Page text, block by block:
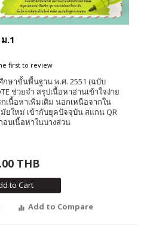
.1
first to review
ษาขั้นพื้นฐาน พ.ศ. 2551 (ฉบับ
ช่วยจำ สรุปเนื้อหาอ่านเข้าใจง่าย
เนื้อหาเพิ่มเติม นอกเหนือจากใน
ยใหม่ เข้ากับยุคปัจจุบัน สแกน QR
บเนื้อหาในบางส่วน
THB
to Cart
Add to Compare